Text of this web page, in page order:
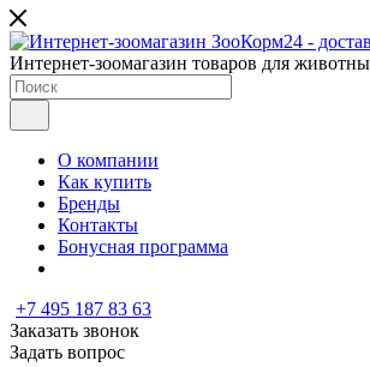
Интернет-зоомагазин товаров для
О компании
Как купить
Бренды
Контакты
Бонусная программа
+7 495 187 83 63
Заказать звонок
Задать вопрос